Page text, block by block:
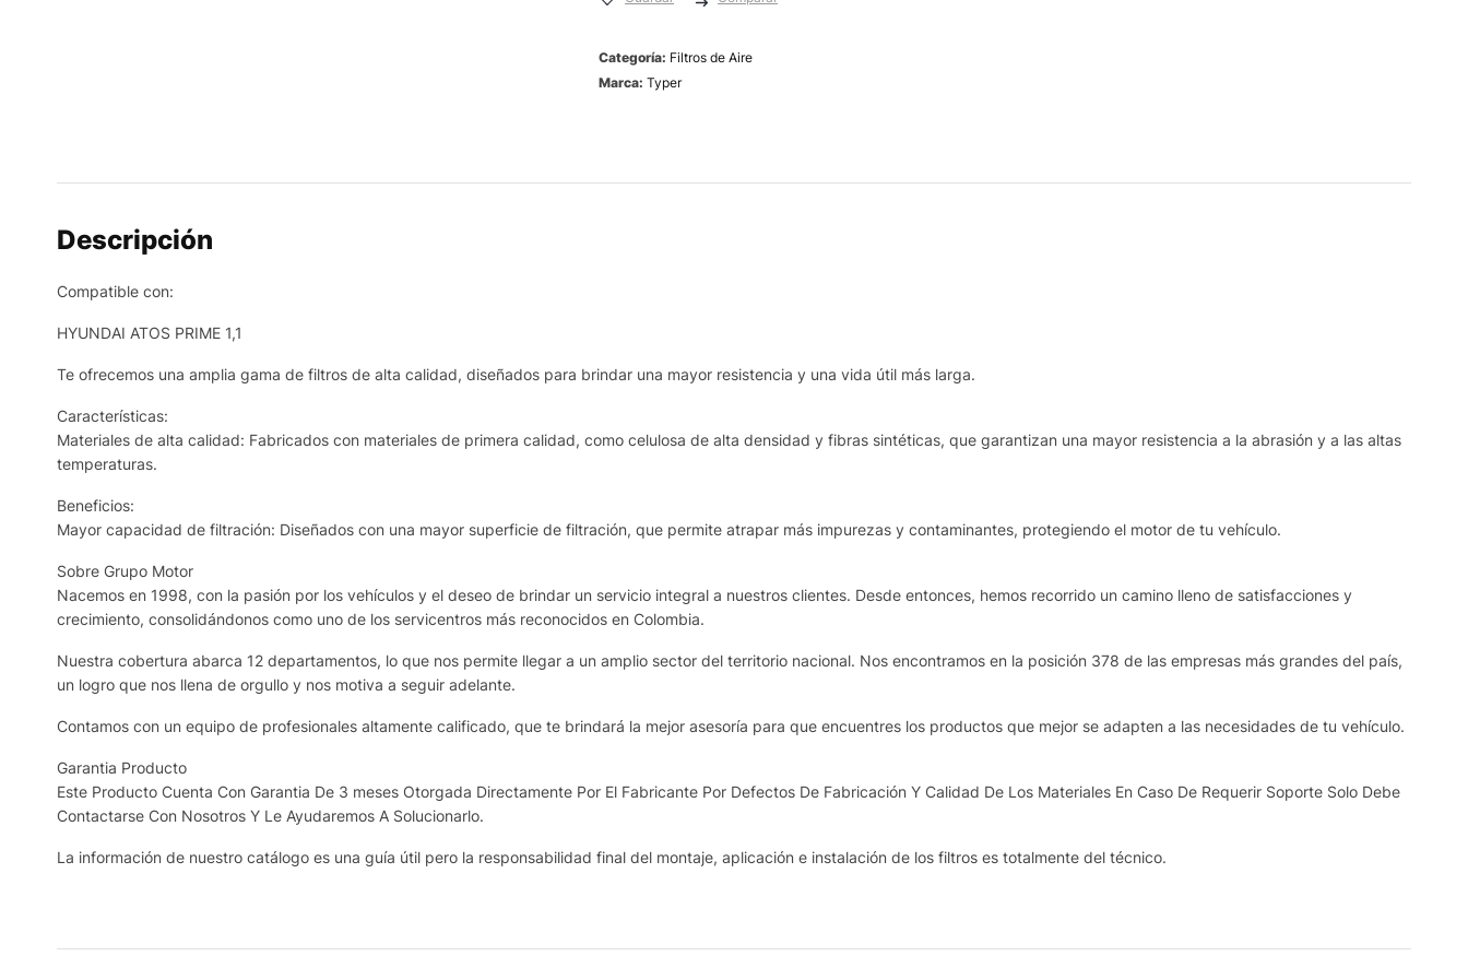
Categoría: Filtros de Aire
Marca: Typer
Descripción
Compatible con:
HYUNDAI ATOS PRIME 1,1
Te ofrecemos una amplia gama de filtros de alta calidad, diseñados para brindar una mayor resistencia y una vida útil más larga.
Características:
Materiales de alta calidad: Fabricados con materiales de primera calidad, como celulosa de alta densidad y fibras sintéticas, que garantizan una mayor resistencia a la abrasión y a las altas
temperaturas.
Beneficios:
Mayor capacidad de filtración: Diseñados con una mayor superficie de filtración, que permite atrapar más impurezas y contaminantes, protegiendo el motor de tu vehículo.
Sobre Grupo Motor
Nacemos en 1998, con la pasión por los vehículos y el deseo de brindar un servicio integral a nuestros clientes. Desde entonces, hemos recorrido un camino lleno de satisfacciones y
crecimiento, consolidándonos como uno de los servicentros más reconocidos en Colombia.
Nuestra cobertura abarca 12 departamentos, lo que nos permite llegar a un amplio sector del territorio nacional. Nos encontramos en la posición 378 de las empresas más grandes del país,
un logro que nos llena de orgullo y nos motiva a seguir adelante.
Contamos con un equipo de profesionales altamente calificado, que te brindará la mejor asesoría para que encuentres los productos que mejor se adapten a las necesidades de tu vehículo.
Garantia Producto
Este Producto Cuenta Con Garantia De 3 meses Otorgada Directamente Por El Fabricante Por Defectos De Fabricación Y Calidad De Los Materiales En Caso De Requerir Soporte Solo Debe
Contactarse Con Nosotros Y Le Ayudaremos A Solucionarlo.
La información de nuestro catálogo es una guía útil pero la responsabilidad final del montaje, aplicación e instalación de los filtros es totalmente del técnico.